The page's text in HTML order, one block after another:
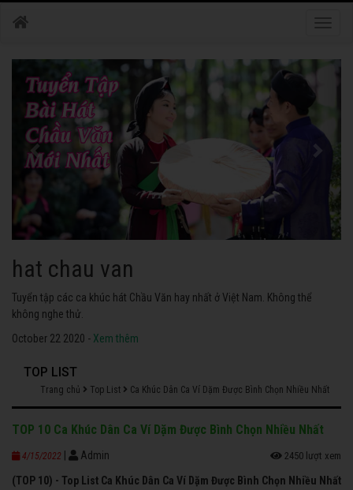
hat chau van
Tuyển tập các ca khúc hát Chầu Văn hay nhất ở Việt Nam. Không thể
không nghe thử.
October 22 2020 - Xem thêm
TOP LIST
Trang chủ Top List Ca Khúc Dân Ca Ví Dặm Được Bình Chọn Nhiều Nhất
TOP 10 Ca Khúc Dân Ca Ví Dặm Được Bình Chọn Nhiều Nhất
4/15/2022 Admin 2450 lượt xem
(TOP 10) - Top List Ca Khúc Dân Ca Ví Dặm Được Bình Chọn Nhiều Nhất